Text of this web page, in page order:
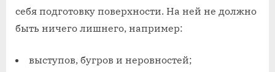
себя подготовку поверхности. На ней не должно
быть ничего лишнего, например:
выступов, бугров и неровностей;